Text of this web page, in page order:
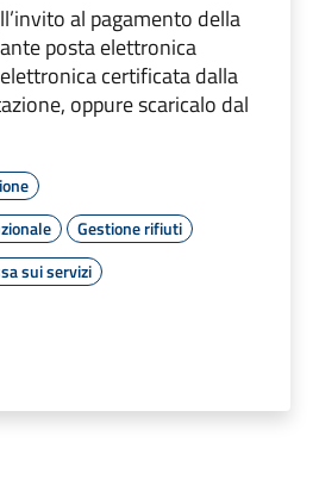
al pagamento della
posta elettronica
certificata dalla
oppure scaricalo dal
Gestione rifiuti
sui servizi